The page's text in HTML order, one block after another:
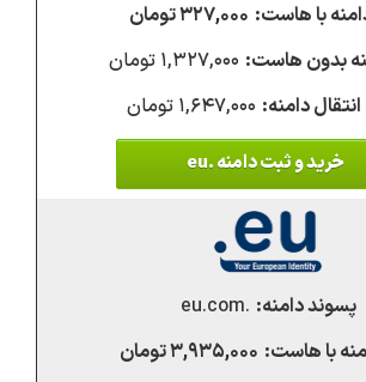
۳۲۷,۰۰۰ تومان
۱,۳۲۷,۰۰۰ تومان
۱,۶۴۷,۰۰۰ تومان
خرید و ثبت دامنه .eu
.eu.com
۳,۹۳۵,۰۰۰ تومان